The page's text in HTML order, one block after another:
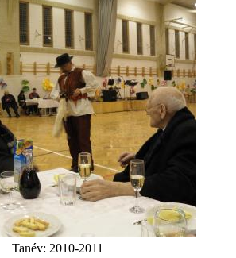
Tanév: 2010-2011